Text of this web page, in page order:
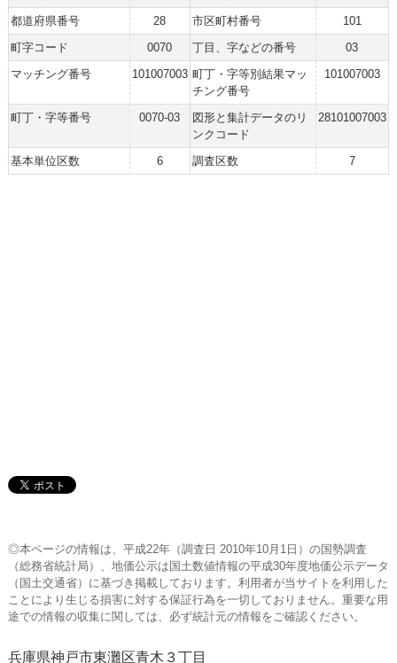
都道府県番号
28 市区町村番号
101
町字コード
0070 丁目、字などの番号
03
マッチング番号
101007003 町丁・字等別結果マッ
チング番号
101007003
町丁・字等番号 0070-03
図形と集計データのリ
ンクコード
28101007003
基本単位区数 6 調査区数 7
◎本ページの情報は、平成22年（調査日 2010年10月1日）の国勢調査
（総務省統計局）、地価公示は国土数値情報の平成30年度地価公示データ
（国土交通省）に基づき掲載しております。利用者が当サイトを利用した
ことにより生じる損害に対する保証行為を一切しておりません。重要な用
途での情報の収集に関しては、必ず統計元の情報をご確認ください。
兵庫県神戸市東灘区青木３丁目